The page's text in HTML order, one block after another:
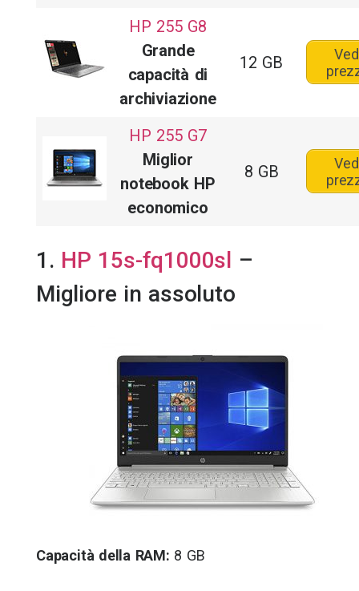
HP 255 G8
Grande
capacità di
archiviazione
12 GB
HP 255 G7
Miglior
notebook HP
economico
8 GB
1. HP 15s-fq1000sl –
Migliore in assoluto
Capacità della RAM: 8 GB